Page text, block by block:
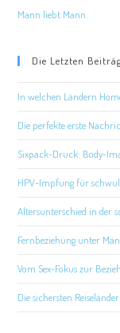
Mann liebt Mann.
Die Letzten
In welchen Ländern
Die perfekte erste
Sixpack-Druck: Body-
HPV-Impfung für
Altersunterschied in der
Fernbeziehung unter
Vom Sex-Fokus zur
Die sichersten